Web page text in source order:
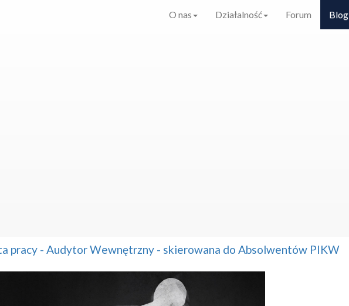
O nas Działalność Forum Blog
pracy - Audytor Wewnętrzny - skierowana do Absolwentów PIKW